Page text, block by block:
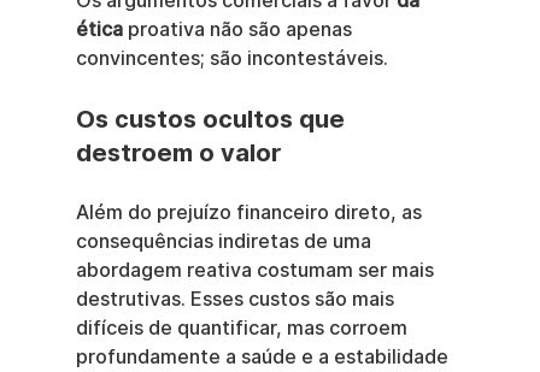
ética proativa não são apenas
convincentes; são incontestáveis.
Os custos ocultos que
destroem o valor
Além do prejuízo financeiro direto, as
consequências indiretas de uma
abordagem reativa costumam ser mais
destrutivas. Esses custos são mais
difíceis de quantificar, mas corroem
profundamente a saúde e a estabilidade